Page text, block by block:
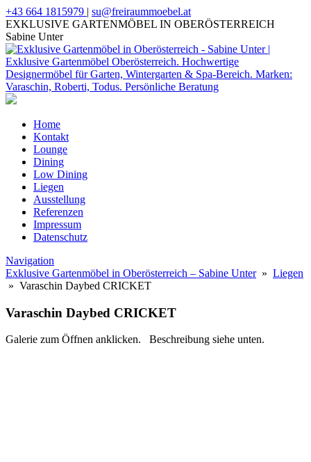
+43 664 1815979 | su@freiraummoebel.at
EXKLUSIVE GARTENMÖBEL IN OBERÖSTERREICH
Sabine Unter
Home
Kontakt
Lounge
Dining
Low Dining
Liegen
Ausstellung
Referenzen
Impressum
Datenschutz
Navigation
Exklusive Gartenmöbel in Oberösterreich – Sabine Unter» Liegen
» Varaschin Daybed CRICKET
Varaschin Daybed CRICKET
Galerie zum Öffnen anklicken. Beschreibung siehe unten.